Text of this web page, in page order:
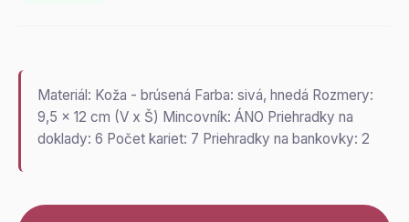
Materiál: Koža - brúsená Farba: sivá, hnedá Rozmery:
9,5 x 12 cm (V x Š) Mincovník: ÁNO Priehradky na
doklady: 6 Počet kariet: 7 Priehradky na bankovky: 2